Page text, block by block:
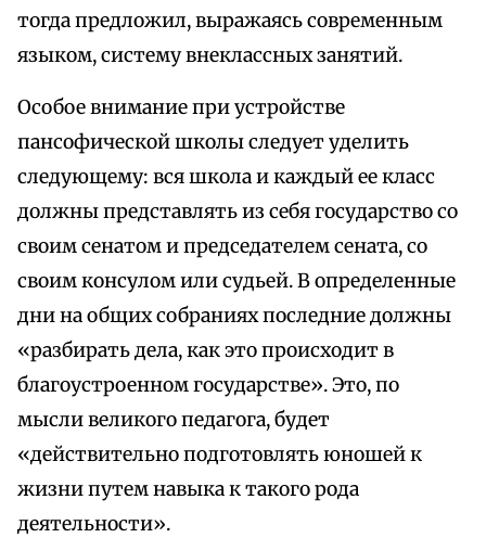
тогда предложил, выражаясь современным
языком, систему внеклассных занятий.
Особое внимание при устройстве
пансофической школы следует уделить
следующему: вся школа и каждый ее класс
должны представлять из себя государство со
своим сенатом и председателем сената, со
своим консулом или судьей. В определенные
дни на общих собраниях последние должны
«разбирать дела, как это происходит в
благоустроенном государстве». Это, по
мысли великого педагога, будет
«действительно подготовлять юношей к
жизни путем навыка к такого рода
деятельности».